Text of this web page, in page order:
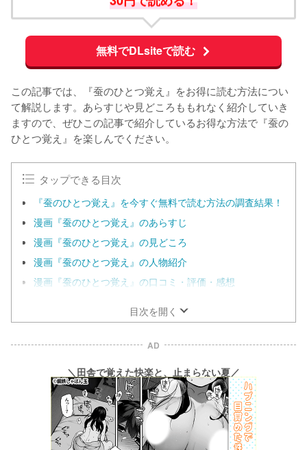
無料でDLsiteで読む
この記事では、『蚕のひとつ覚え』をお得に読む方法につい
て解説します。あらすじや見どころももれなく紹介していき
ますので、ぜひこの記事で紹介しているお得な方法で『蚕の
ひとつ覚え』を楽しんでください。
タップできる目次
『蚕のひとつ覚え』を今すぐ無料で読む方法の調査結果！
漫画『蚕のひとつ覚え』のあらすじ
漫画『蚕のひとつ覚え』の見どころ
漫画『蚕のひとつ覚え』の人物紹介
漫画『蚕のひとつ覚え』の口コミ・評価・感想
目次を開く
AD
＼田舎で覚えた快楽と、止まらない夏／